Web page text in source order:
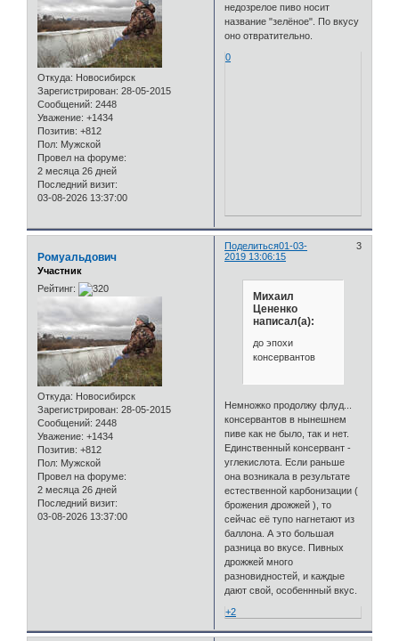
Откуда: Новосибирск
Зарегистрирован: 28-05-2015
Сообщений: 2448
Уважение: +1434
Позитив: +812
Пол: Мужской
Провел на форуме:
2 месяца 26 дней
Последний визит:
03-08-2026 13:37:00
недозрелое пиво носит
название "зелёное". По вкусу
оно отвратительно.
0
Поделиться 3
01-03-
2019 13:06:15
Ромуальдович
Участник
Рейтинг:
Откуда: Новосибирск
Зарегистрирован: 28-05-2015
Сообщений: 2448
Уважение: +1434
Позитив: +812
Пол: Мужской
Провел на форуме:
2 месяца 26 дней
Последний визит:
03-08-2026 13:37:00
Михаил
Цененко
написал(а):
до эпохи
консервантов
Немножко продолжу флуд...
консервантов в нынешнем
пиве как не было, так и нет.
Единственный консервант -
углекислота. Если раньше
она возникала в результате
естественной карбонизации (
брожения дрожжей ), то
сейчас её тупо нагнетают из
баллона. А это большая
разница во вкусе. Пивных
дрожжей много
разновидностей, и каждые
дают свой, особеннный вкус.
+2